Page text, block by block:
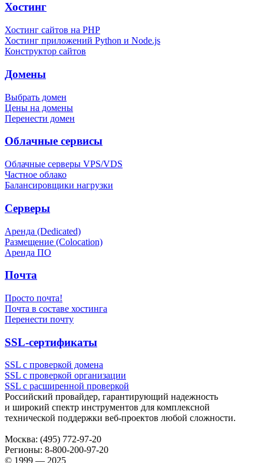
Хостинг
Хостинг сайтов на PHP
Хостинг приложений Python и Node.js
Конструктор сайтов
Домены
Выбрать домен
Цены на домены
Перенести домен
Облачные сервисы
Облачные серверы VPS/VDS
Частное облако
Балансировщики нагрузки
Серверы
Аренда (Dedicated)
Размещение (Colocation)
Аренда ПО
Почта
Просто почта!
Почта в составе хостинга
Перенести почту
SSL-сертификаты
SSL с проверкой домена
SSL с проверкой организации
SSL с расширенной проверкой
Российский провайдер, гарантирующий надежность
и широкий спектр инструментов для комплексной
технической поддержки веб-проектов любой сложности.
Москва: (495) 772-97-20
Регионы: 8-800-200-97-20
© 1999 — 2025